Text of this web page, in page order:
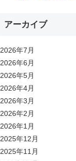
アーカイブ
2026年7月
2026年6月
2026年5月
2026年4月
2026年3月
2026年2月
2026年1月
2025年12月
2025年11月